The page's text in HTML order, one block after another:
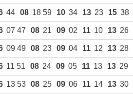
44 08 18 59 10 34 13 23 15 38
07 47 08 21 09 02 11 10 13 26
09 49 08 23 09 04 11 12 13 28
11 51 08 24 09 05 11 13 13 29
13 53 08 25 09 06 11 14 13 30